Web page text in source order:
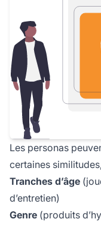
Les personas
certaines
Tranches d’âge
d’entretien)
Genre (produits